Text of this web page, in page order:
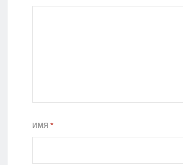
ИМЯ *